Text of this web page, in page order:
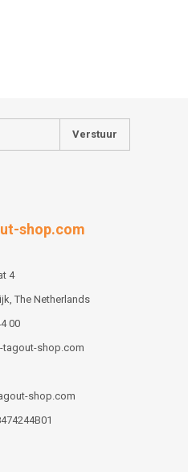
Verstuur
shop.com
4
The Netherlands
00
tagout-shop.com
shop.com